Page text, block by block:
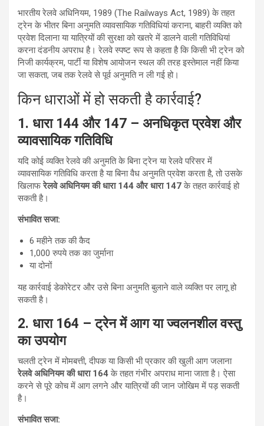
भारतीय रेलवे अधिनियम, 1989 (The Railways Act, 1989) के तहत
ट्रेन के भीतर बिना अनुमति व्यावसायिक गतिविधियां कराना, बाहरी व्यक्ति को
प्रवेश दिलाना या यात्रियों की सुरक्षा को खतरे में डालने वाली गतिविधियां
करना दंडनीय अपराध है। रेलवे स्पष्ट रूप से कहता है कि किसी भी ट्रेन को
निजी कार्यक्रम, पार्टी या विशेष आयोजन स्थल की तरह इस्तेमाल नहीं किया
जा सकता, जब तक रेलवे से पूर्व अनुमति न ली गई हो।
किन धाराओं में हो सकती है कार्रवाई?
1. धारा 144 और 147 – अनधिकृत प्रवेश और
व्यावसायिक गतिविधि
यदि कोई व्यक्ति रेलवे की अनुमति के बिना ट्रेन या रेलवे परिसर में
व्यावसायिक गतिविधि करता है या बिना वैध अनुमति प्रवेश करता है, तो उसके
खिलाफरेलवे अधिनियम की धारा 144 और धारा 147के तहत कार्रवाई हो
सकती है।
संभावित सजा:
6 महीने तक की कैद
1,000 रुपये तक का जुर्माना
या दोनों
यह कार्रवाई डेकोरेटर और उसे बिना अनुमति बुलाने वाले व्यक्ति पर लागू हो
सकती है।
2. धारा 164 – ट्रेन में आग या ज्वलनशील वस्तु
का उपयोग
चलती ट्रेन में मोमबत्ती, दीपक या किसी भी प्रकार की खुली आग जलाना
रेलवे अधिनियम की धारा 164के तहत गंभीर अपराध माना जाता है। ऐसा
करने से पूरे कोच में आग लगने और यात्रियों की जान जोखिम में पड़ सकती
है।
संभावित सजा: